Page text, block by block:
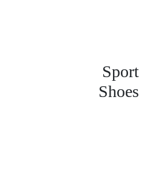
Sport
Shoes